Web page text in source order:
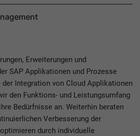
Erweiterungen und
SAP Applikationen und Prozesse
der Integration von Cloud Applikationen
den Funktions- und Leistungsumfang
Bedürfnisse an. Weiterhin beraten
Verbesserung der
durch individuelle